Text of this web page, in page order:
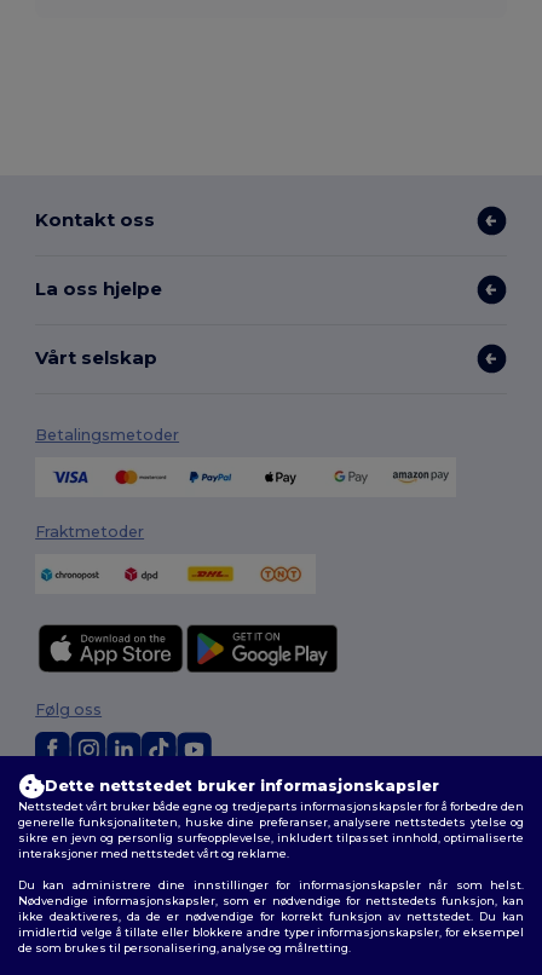
Kontakt oss
La oss hjelpe
Vårt selskap
Betalingsmetoder
Fraktmetoder
2026. Alle rettigheter forbeholdt
Generelle Vilkår|personvernerklæring|Retningslinjer for
informasjonskapsler|Nettstedsoversikt
Følg oss
Dette nettstedet bruker informasjonskapsler
Nettstedet vårt bruker både egne og tredjeparts informasjonskapsler for å forbedre den
generelle funksjonaliteten, huske dine preferanser, analysere nettstedets ytelse og
sikre en jevn og personlig surfeopplevelse, inkludert tilpasset innhold, optimaliserte
interaksjoner med nettstedet vårt og reklame.
Du kan administrere dine innstillinger for informasjonskapsler når som helst.
Nødvendige informasjonskapsler, som er nødvendige for nettstedets funksjon, kan
ikke deaktiveres, da de er nødvendige for korrekt funksjon av nettstedet. Du kan
imidlertid velge å tillate eller blokkere andre typer informasjonskapsler, for eksempel
de som brukes til personalisering, analyse og målretting.